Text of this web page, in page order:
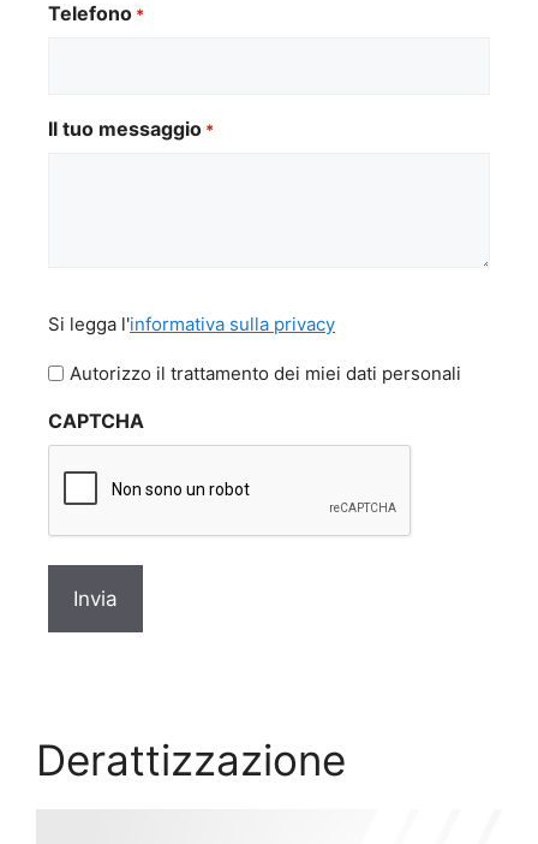
Telefono *
Il tuo messaggio *
legga
l'informativa
privacy
Si legga l'informativa sulla privacy
Autorizzo il trattamento dei miei dati personali
CAPTCHA
Derattizzazione